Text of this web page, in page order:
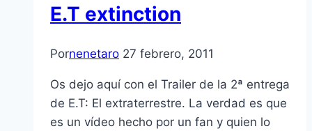
E.T extinction
Pornenetaro 27 febrero, 2011
Os dejo aquí­ con el Trailer de la 2ª entrega
de E.T: El extraterrestre. La verdad es que
es un ví­deo hecho por un fan y quien lo